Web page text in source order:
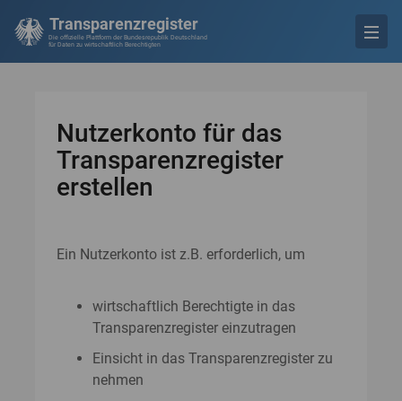
Transparenzregister
Die offizielle Plattform der Bundesrepublik Deutschland
für Daten zu wirtschaftlich Berechtigten
Nutzerkonto für das
Transparenzregister
erstellen
Ein Nutzerkonto ist z.B. erforderlich, um
wirtschaftlich Berechtigte in das
Transparenzregister einzutragen
Einsicht in das Transparenzregister zu
nehmen